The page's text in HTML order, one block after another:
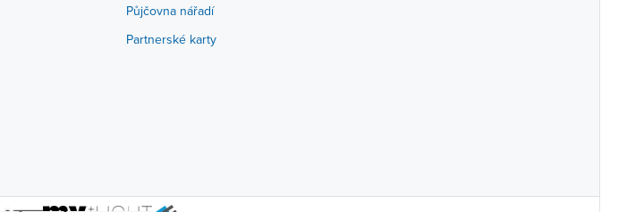
Půjčovna nářadí
Partnerské karty